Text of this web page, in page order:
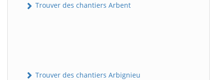
Trouver des chantiers Arbent
Trouver des chantiers Arbignieu